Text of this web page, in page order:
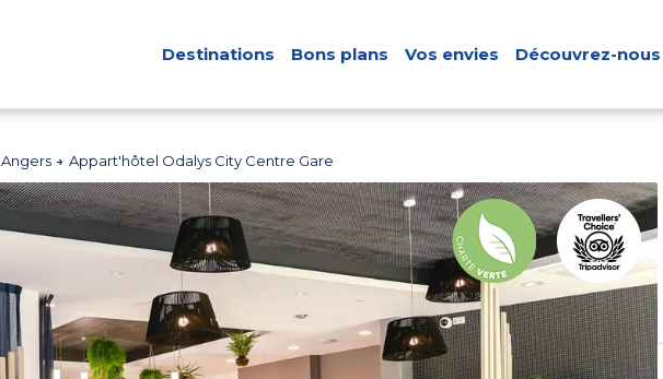
Destinations Bons plans Vos envies Découvrez-nous
Angers Appart'hôtel Odalys City Centre Gare